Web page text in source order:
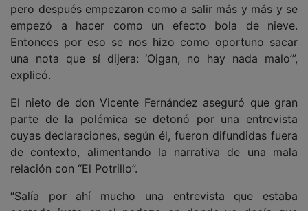
pero después empezaron como a salir más y más y se
empezó a hacer como un efecto bola de nieve.
Entonces por eso se nos hizo como oportuno sacar
una nota que sí dijera: ‘Oigan, no hay nada malo’”,
explicó.
El nieto de don Vicente Fernández aseguró que gran
parte de la polémica se detonó por una entrevista
cuyas declaraciones, según él, fueron difundidas fuera
de contexto, alimentando la narrativa de una mala
relación con “El Potrillo”.
“Salía por ahí mucho una entrevista que estaba